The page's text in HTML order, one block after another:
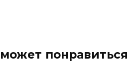
понравиться